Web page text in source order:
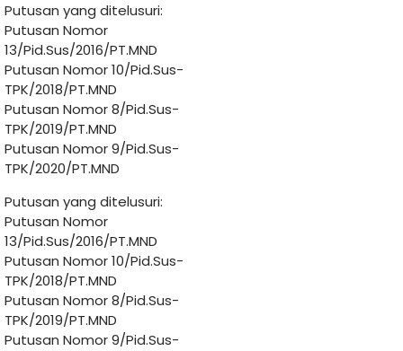
Putusan yang ditelusuri:
Putusan Nomor
13/Pid.Sus/2016/PT.MND
Putusan Nomor 10/Pid.Sus-
TPK/2018/PT.MND
Putusan Nomor 8/Pid.Sus-
TPK/2019/PT.MND
Putusan Nomor 9/Pid.Sus-
TPK/2020/PT.MND
Putusan yang ditelusuri:
Putusan Nomor
13/Pid.Sus/2016/PT.MND
Putusan Nomor 10/Pid.Sus-
TPK/2018/PT.MND
Putusan Nomor 8/Pid.Sus-
TPK/2019/PT.MND
Putusan Nomor 9/Pid.Sus-